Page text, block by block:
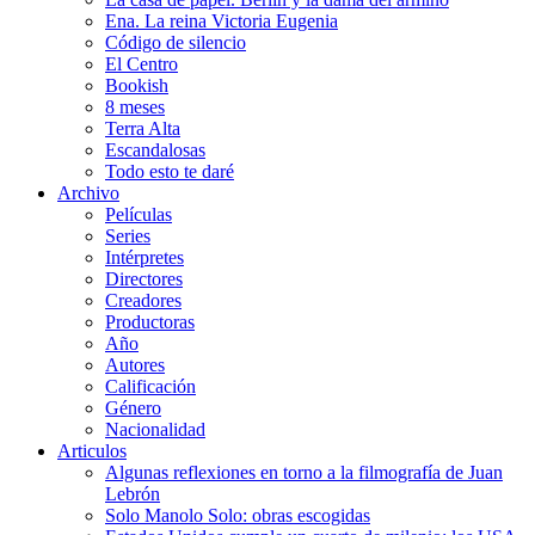
Ena. La reina Victoria Eugenia
Código de silencio
El Centro
Bookish
8 meses
Terra Alta
Escandalosas
Todo esto te daré
Archivo
Películas
Series
Intérpretes
Directores
Creadores
Productoras
Año
Autores
Calificación
Género
Nacionalidad
Articulos
Algunas reflexiones en torno a la filmografía de Juan
Lebrón
Solo Manolo Solo: obras escogidas